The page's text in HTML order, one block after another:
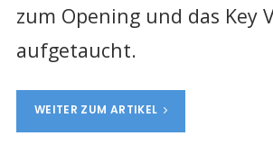
zum Opening und das Key
aufgetaucht.
WEITER ZUM ARTIKEL